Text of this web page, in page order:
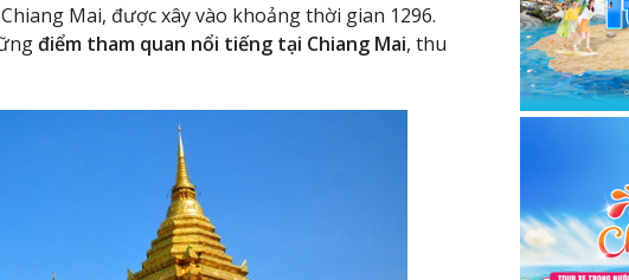
Mai, được xây vào khoảng thời gian 1296.
điểm tham quan nổi tiếng tại Chiang Mai, thu